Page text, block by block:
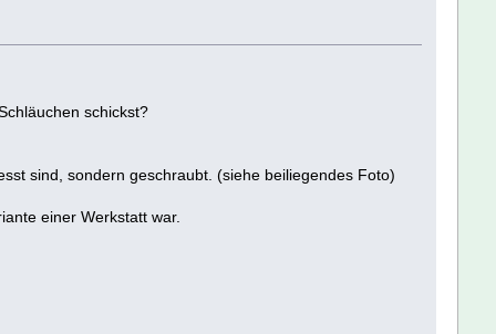
schickst?
sind, sondern geschraubt. (siehe beiliegendes Foto)
einer Werkstatt war.